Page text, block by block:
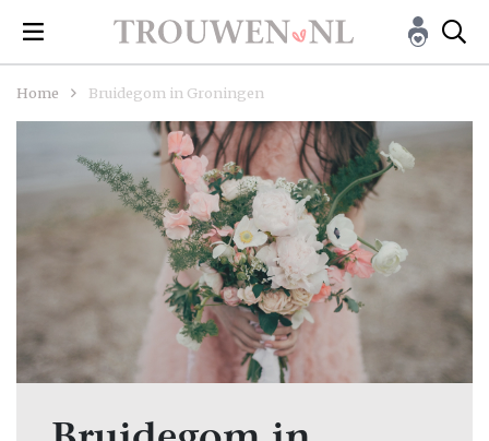
Home Bruidegom in Groningen